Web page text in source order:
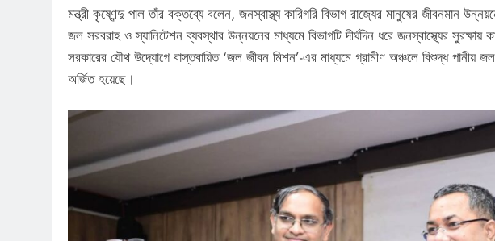
মন্ত্রী কৃষ্ণেন্দু পাল তাঁর বক্তব্যে বলেন, জনস্বাস্থ্য কারিগরি বিভাগ রাজ্যের মানুষের জীবনমান
জল সরবরাহ ও স্যানিটেশন ব্যবস্থার উন্নয়নের মাধ্যমে বিভাগটি দীর্ঘদিন ধরে জনস্বাস্থ্যের
সরকারের যৌথ উদ্যোগে বাস্তবায়িত ‘জল জীবন মিশন’-এর মাধ্যমে গ্রামীণ অঞ্চলে বিশুদ্ধ পানীয়
অর্জিত হয়েছে।